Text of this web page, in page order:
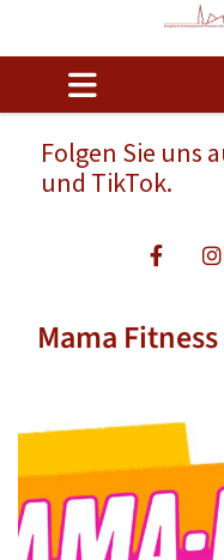
Folgen Sie uns
und TikTok.
Mama